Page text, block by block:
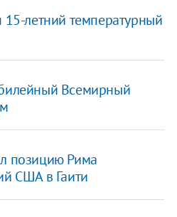
15-летний температурный
Всемирный
позицию Рима
США в Гаити